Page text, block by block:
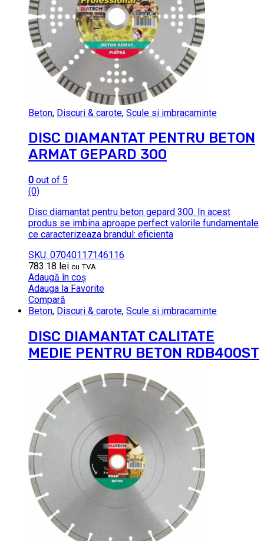
Beton, Discuri & carote, Scule si imbracaminte
DISC DIAMANTAT PENTRU BETON
ARMAT GEPARD 300
0 out of 5
(0)
Disc diamantat pentru beton gepard 300. In acest
produs se imbina aproape perfect valorile fundamentale
ce caracterizeaza brandul: eficienta
SKU: 07040117146116
783.18 lei cu TVA
Adaugă în coș
Adauga la Favorite
Compară
Beton, Discuri & carote, Scule si imbracaminte
DISC DIAMANTAT CALITATE
MEDIE PENTRU BETON RDB400ST